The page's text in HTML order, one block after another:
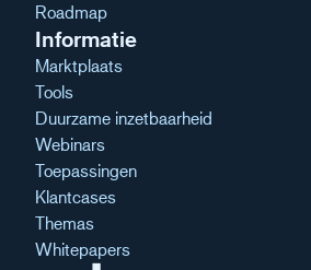
Roadmap
Informatie
Marktplaats
Tools
Duurzame inzetbaarheid
Webinars
Toepassingen
Klantcases
Themas
Whitepapers